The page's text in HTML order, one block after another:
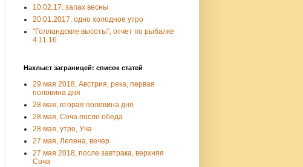
10.02.17: запах весны
20.01.2017: одно холодное утро
"Голландские высоты", отчет по рыбалке
4.11.16
Нахлыст заграницей: список статей
29 мая 2018, Австрия, река, первая
половина дня
28 мая, вторая половина дня
28 мая, Соча после обеда
28 мая, утро, Уча
27 мая, Лепена, вечер
27 мая 2018, после завтрака, верхняя
Соча